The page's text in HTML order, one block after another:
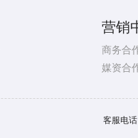
营销
商务合
媒资合
客服电